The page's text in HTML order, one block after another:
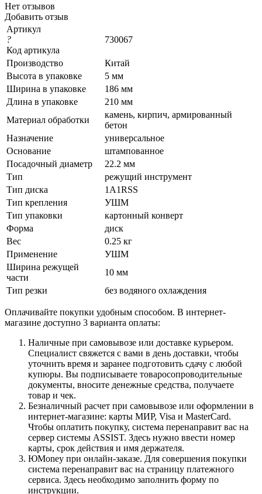
Нет отзывов
Добавить отзыв
Артикул
?
Код артикула
730067
Производство
Китай
Высота в упаковке
5 мм
Ширина в упаковке
186 мм
Длина в упаковке
210 мм
Материал обработки
камень, кирпич, армированный
бетон
Назначение
универсальное
Основание
штампованное
Посадочный диаметр
22.2 мм
Тип
режущий инструмент
Тип диска
1A1RSS
Тип крепления
УШМ
Тип упаковки
картонный конверт
Форма
диск
Вес
0.25 кг
Применение
УШМ
Ширина режущей
части
10 мм
Тип резки
без водяного охлаждения
Оплачивайте покупки удобным способом. В интернет-
магазине доступно 3 варианта оплаты:
Наличные при самовывозе или доставке курьером.
Специалист свяжется с вами в день доставки, чтобы
уточнить время и заранее подготовить сдачу с любой
купюры. Вы подписываете товаросопроводительные
документы, вносите денежные средства, получаете
товар и чек.
Безналичный расчет при самовывозе или оформлении в
интернет-магазине: карты МИР, Visa и MasterCard.
Чтобы оплатить покупку, система перенаправит вас на
сервер системы ASSIST. Здесь нужно ввести номер
карты, срок действия и имя держателя.
ЮMoney при онлайн-заказе. Для совершения покупки
система перенаправит вас на страницу платежного
сервиса. Здесь необходимо заполнить форму по
инструкции.